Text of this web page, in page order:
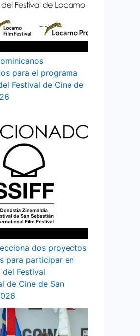
para el programa
Festival de Cine de
dos proyectos
para participar en
del Festival
de Cine de San